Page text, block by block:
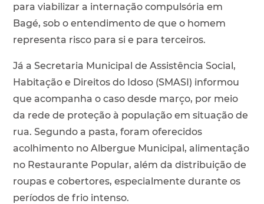
para viabilizar a internação compulsória em
Bagé, sob o entendimento de que o homem
representa risco para si e para terceiros.
Já a Secretaria Municipal de Assistência Social,
Habitação e Direitos do Idoso (SMASI) informou
que acompanha o caso desde março, por meio
da rede de proteção à população em situação de
rua. Segundo a pasta, foram oferecidos
acolhimento no Albergue Municipal, alimentação
no Restaurante Popular, além da distribuição de
roupas e cobertores, especialmente durante os
períodos de frio intenso.